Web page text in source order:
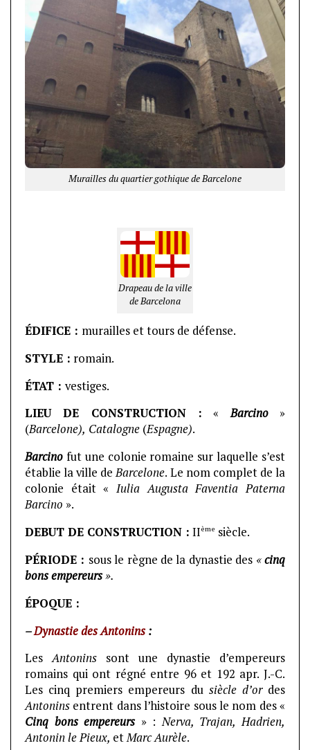
Murailles du quartier gothique de Barcelone
Drapeau de la ville
de Barcelona
ÉDIFICE : murailles et tours de défense.
STYLE : romain.
ÉTAT :vestiges.
LIEU DE CONSTRUCTION : «Barcino»
(Barcelone), Catalogne (Espagne).
Barcino fut une colonie romaine sur laquelle s’est
établie la ville deBarcelone. Le nom complet de la
colonie était « Iulia Augusta Faventia Paterna
Barcino ».
DEBUT DE CONSTRUCTION : IIème siècle.
PÉRIODE : sous le règne de la dynastie des «cinq
bons empereurs».
ÉPOQUE :
–Dynastie des Antonins:
LesAntonins sont une dynastie d’empereurs
romains qui ont régné entre 96 et 192 apr. J.-C.
Les cinq premiers empereurs du siècle d’ordes
Antonins entrent dans l’histoire sous le nom des «
Cinq bons empereurs» :Nerva, Trajan, Hadrien,
Antonin le Pieux, etMarc Aurèle.